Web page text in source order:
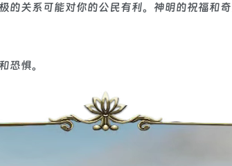
的关系可能对你的公民有利。神明的祝福和
恐惧。